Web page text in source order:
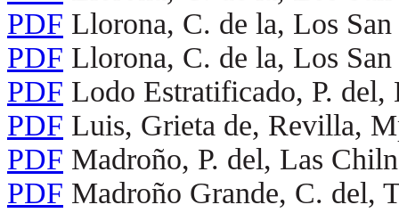
PDF Llorona, C. de la, Los
PDF Llorona, C. de la, Los
PDF Lodo Estratificado, P.
PDF Luis, Grieta de, Revilla,
PDF Madroño, P. del, Las
PDF Madroño Grande, C. del,